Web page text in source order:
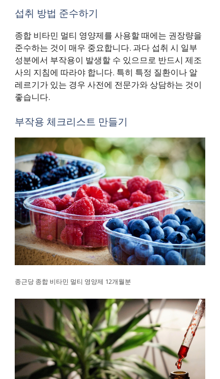
섭취 방법 준수하기
종합 비타민 멀티 영양제를 사용할 때에는 권장량을
준수하는 것이 매우 중요합니다. 과다 섭취 시 일부
성분에서 부작용이 발생할 수 있으므로 반드시 제조
사의 지침에 따라야 합니다. 특히 특정 질환이나 알
레르기가 있는 경우 사전에 전문가와 상담하는 것이
좋습니다.
부작용 체크리스트 만들기
종근당 종합 비타민 멀티 영양제 12개월분